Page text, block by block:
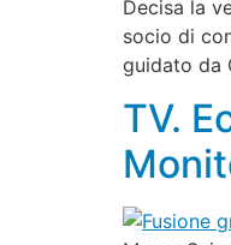
Decisa la
socio di
guidato da
TV.